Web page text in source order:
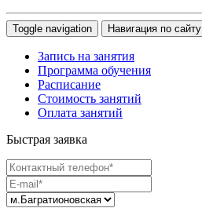
Toggle navigation Навигация по сайту
Запись на занятия
Программа обучения
Расписание
Стоимость занятий
Оплата занятий
Быстрая заявка